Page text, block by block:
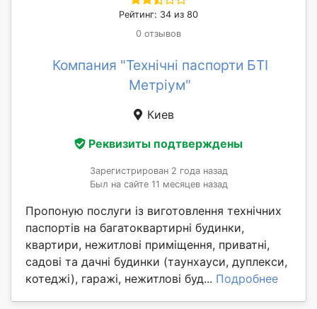
Рейтинг: 34 из 80
0 отзывов
Компания "Технічні паспорти БТІ
Метріум"
Киев
Реквизиты подтверждены
Зарегистрирован 2 года назад
Был на сайте 11 месяцев назад
Пропоную послуги із виготовлення технічних
паспортів на багатоквартирні будинки,
квартири, нежитлові приміщення, приватні,
садові та дачні будинки (таунхауси, дуплекси,
котеджі), гаражі, нежитлові буд... Подробнее